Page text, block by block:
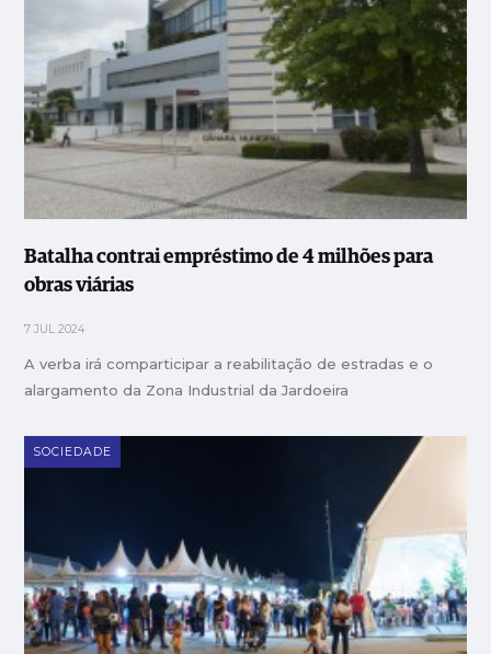
Batalha contrai empréstimo de 4 milhões para
obras viárias
7 JUL 2024
A verba irá comparticipar a reabilitação de estradas e o
alargamento da Zona Industrial da Jardoeira
SOCIEDADE